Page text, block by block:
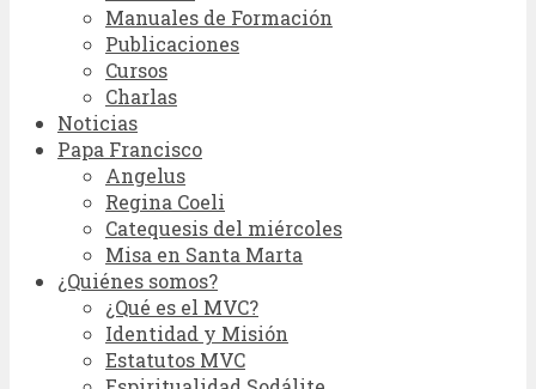
Manuales de Formación
Publicaciones
Cursos
Charlas
Noticias
Papa Francisco
Angelus
Regina Coeli
Catequesis del miércoles
Misa en Santa Marta
¿Quiénes somos?
¿Qué es el MVC?
Identidad y Misión
Estatutos MVC